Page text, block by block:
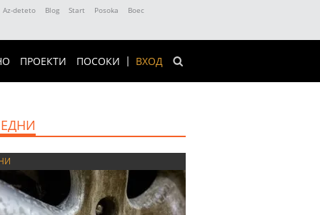
Az-deteto Blog Start Posoka
Boec
ВХОД
ПРОЕКТИ ПОСОКИ